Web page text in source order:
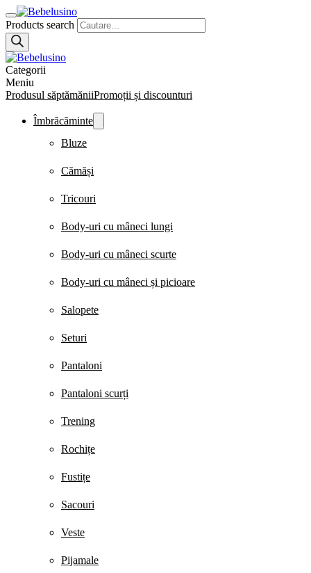
Products search
Categorii
Meniu
Produsul săptămăniiPromoții și discounturi
Îmbrăcăminte
Bluze
Cămăși
Tricouri
Body-uri cu mâneci lungi
Body-uri cu mâneci scurte
Body-uri cu mâneci și picioare
Salopete
Seturi
Pantaloni
Pantaloni scurți
Trening
Rochițe
Fustițe
Sacouri
Veste
Pijamale